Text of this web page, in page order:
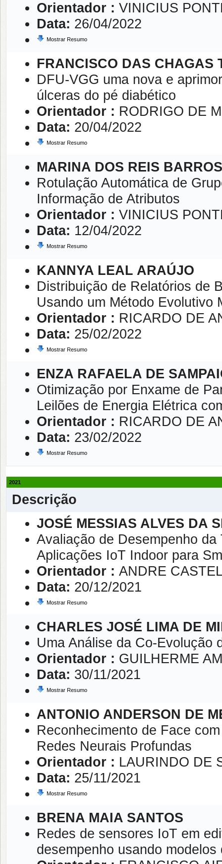
Orientador : VINICIUS
Data: 26/04/2022
Mostrar Resumo
FRANCISCO DAS CHAGAS
DFU-VGG uma nova e
úlceras do pé diabético
Orientador : RODRIGO DE
Data: 20/04/2022
Mostrar Resumo
MARINA DOS REIS
Rotulação Automática de
Informação de Atributos
Orientador : VINICIUS
Data: 12/04/2022
Mostrar Resumo
KANNYA LEAL ARAÚJO
Distribuição de Relatórios de
Usando um Método Evolutivo
Orientador : RICARDO DE
Data: 25/02/2022
Mostrar Resumo
ENZA RAFAELA DE
Otimização por Enxame de
Leilões de Energia Elétrica
Orientador : RICARDO DE
Data: 23/02/2022
Mostrar Resumo
2021
Descrição
JOSÉ MESSIAS ALVES DA
Avaliação de Desempenho
Aplicações IoT Indoor para
Orientador : ANDRE
Data: 20/12/2021
Mostrar Resumo
CHARLES JOSÉ LIMA DE
Uma Análise da Co-Evolução
Orientador : GUILHERME
Data: 30/11/2021
Mostrar Resumo
ANTONIO ANDERSON DE
Reconhecimento de Face
Redes Neurais Profundas
Orientador : LAURINDO DE
Data: 25/11/2021
Mostrar Resumo
BRENA MAIA SANTOS
Redes de sensores IoT em
desempenho usando modelos